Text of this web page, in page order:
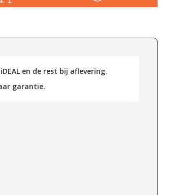
en de rest bij aflevering.
garantie.